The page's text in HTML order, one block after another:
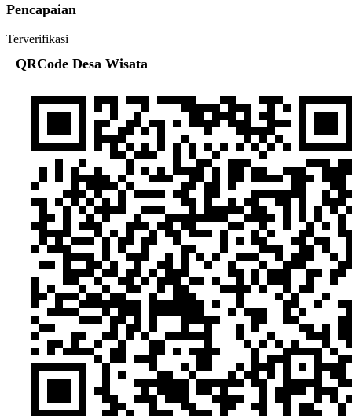
Pencapaian
Terverifikasi
QRCode Desa Wisata